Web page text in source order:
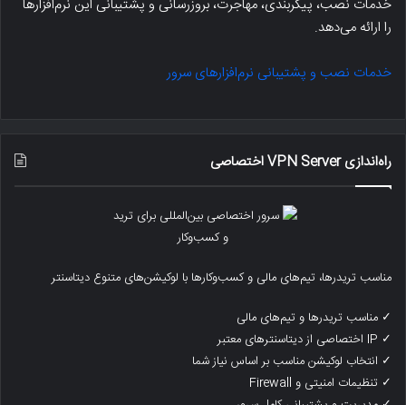
خدمات نصب، پیکربندی، مهاجرت، بروزرسانی و پشتیبانی این نرم‌افزارها
را ارائه می‌دهد.
خدمات نصب و پشتیبانی نرم‌افزارهای سرور
راه‌اندازی VPN Server اختصاصی
مناسب تریدرها، تیم‌های مالی و کسب‌وکارها با لوکیشن‌های متنوع دیتاسنتر
✓ مناسب تریدرها و تیم‌های مالی
✓ IP اختصاصی از دیتاسنترهای معتبر
✓ انتخاب لوکیشن مناسب بر اساس نیاز شما
✓ تنظیمات امنیتی و Firewall